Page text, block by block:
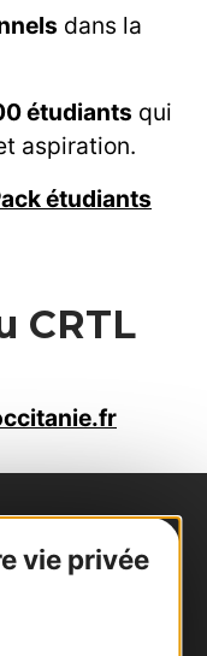
vie privée
dans la
étudiants qui
aspiration.
étudiants
CRTL